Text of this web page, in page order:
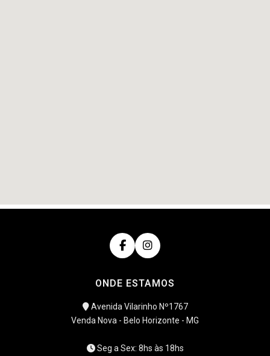
ONDE ESTAMOS
Avenida Vilarinho Nº1767
Venda Nova - Belo Horizonte - MG
Seg a Sex: 8hs às 18hs